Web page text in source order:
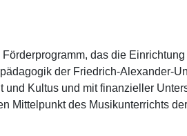
das die
der Friedrich-Alexander-
und Kultus und mit finanzieller
Mittelpunkt des Musikunterrichts